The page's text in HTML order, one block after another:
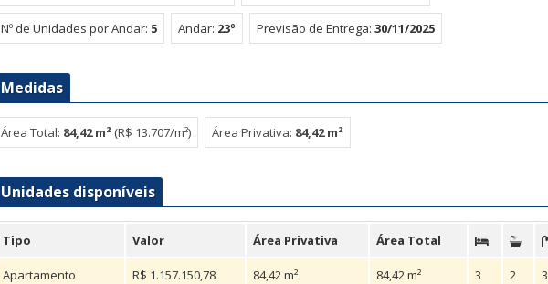
Nº de Unidades por Andar: 5 Andar: 23º Previsão de Entrega: 30/11/2025
Medidas
Área Total: 84,42 m²(R$ 13.707/m²) Área Privativa: 84,42 m²
Unidades disponíveis
Tipo Valor Área Privativa Área Total
Apartamento R$ 1.157.150,78 84,42 m² 84,42 m² 3 2 3